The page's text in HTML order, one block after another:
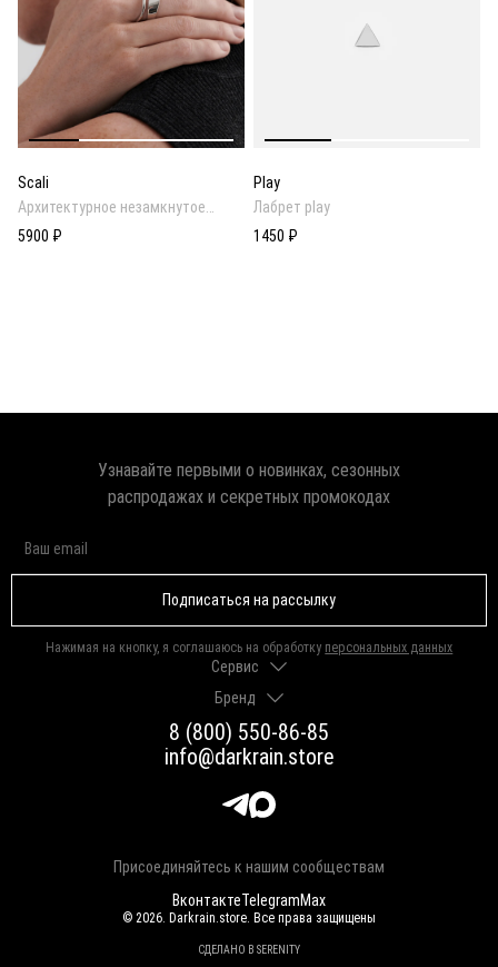
Scali
Архитектурное незамкнутое
кольцо
5900 ₽
Play
Лабрет play
1450 ₽
8 (800) 550-86-85
info@darkrain.store
Присоединяйтесь к нашим сообществам
ВконтактеTelegramMax
Сервис
Доставка и оплата
Гарантии и возврат
Как выбрать размер
Уход за украшениями
Яндекс Пэй
Долями
Бренд
О нас
Программа лояльности
Магазины
Узнавайте первыми о новинках, сезонных
распродажах и секретных промокодах
Подписаться на рассылку
Нажимая на кнопку, я соглашаюсь на обработку персональных данных
© 2026. Darkrain.store. Все права защищены
СДЕЛАНО В SERENITY